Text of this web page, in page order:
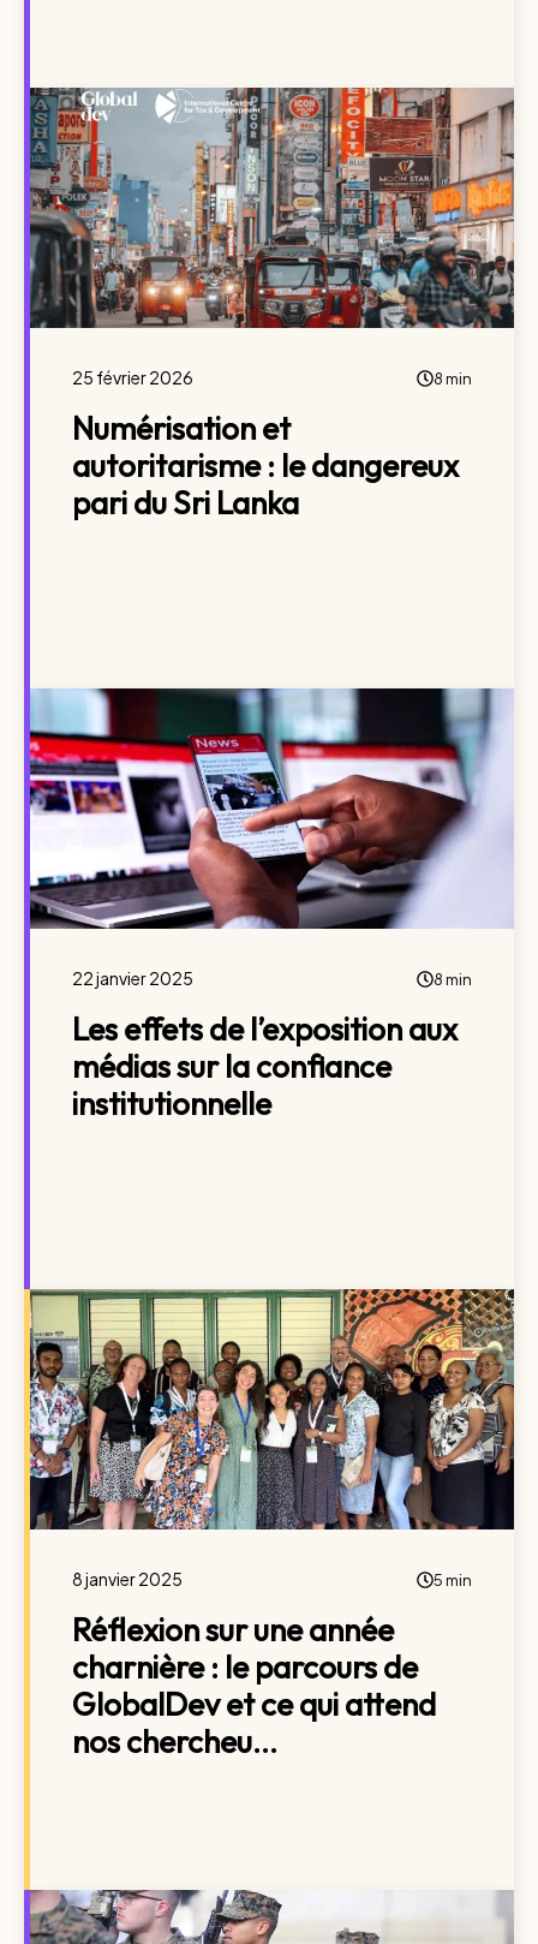
25 février 2026 8 min
Numérisation et
autoritarisme : le dangereux
pari du Sri Lanka
22 janvier 2025 8 min
Les effets de l’exposition aux
médias sur la confiance
institutionnelle
8 janvier 2025 5 min
Réflexion sur une année
charnière : le parcours de
GlobalDev et ce qui attend
nos chercheu...